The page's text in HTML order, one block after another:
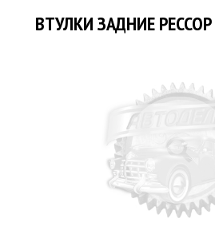
ВТУЛКИ ЗАДНИЕ